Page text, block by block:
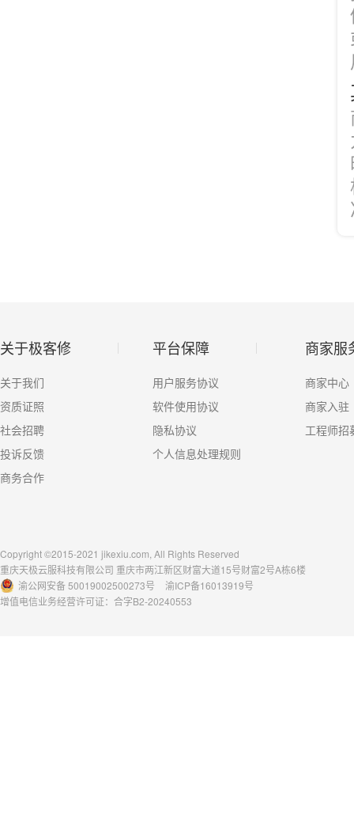
关于极客修
关于我们
资质证照
社会招聘
投诉反馈
商务合作
平台保障
用户服务协议
软件使用协议
隐私协议
个人信息处理规则
商家服
商家中心
商家入驻
工程师招
Copyright ©2015-2021 jikexiu.com, All Rights Reserved
重庆天极云服科技有限公司 重庆市两江新区财富大道15号财富2号A栋6楼
渝公网安备 50019002500273号
渝ICP备16013919号
增值电信业务经营许可证：合字B2-20240553